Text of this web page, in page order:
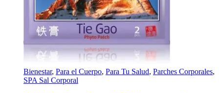
Bienestar, Para el Cuerpo, Para Tu Salud, Parches Corporales,
SPA Sal Corporal